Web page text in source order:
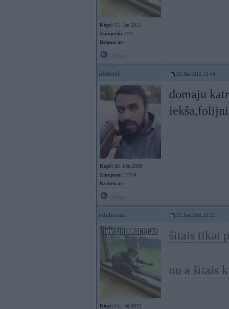
Kopš: 15. Jan 2012
Ziņojumi: 7337
Braucu ar:
uldens1 23. Jan 2016, 21:49
Kopš: 28. Feb 2008
Ziņojumi: 17374
Braucu ar:
domaju
edzhaans 23. Jan 2016, 22:22
Kopš: 15. Jan 2012
šitais tikai
nu a šitais